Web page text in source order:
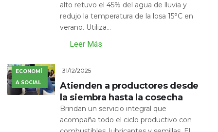
alto retuvo el 45% del agua de lluvia y
redujo la temperatura de la losa 15°C en
verano. Utiliza...
Leer Más
ECONOMÍ
A SOCIAL
31/12/2025
Atienden a productores desde
la siembra hasta la cosecha
Brindan un servicio integral que
acompaña todo el ciclo productivo con